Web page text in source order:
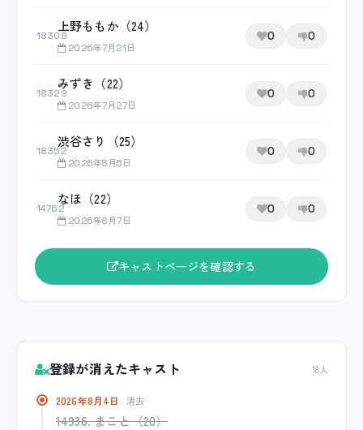
18309
上野ももか（24）
2026年7月21日
0 0
18329
みずき（22）
2026年7月27日
0 0
18352
渋谷さり（25）
2026年8月5日
0 0
14762
なほ（22）
2026年8月7日
0 0
キャストページを確認する
登録が消えたキャスト 18人
2026年8月4日 消去
14936. まこと（20）